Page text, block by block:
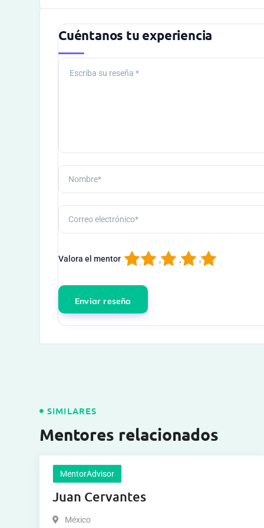
Cuéntanos tu experiencia
Valora el mentor 5
4
3
2
1
SIMILARES
Mentores relacionados
MentorAdvisor
Juan Cervantes
México